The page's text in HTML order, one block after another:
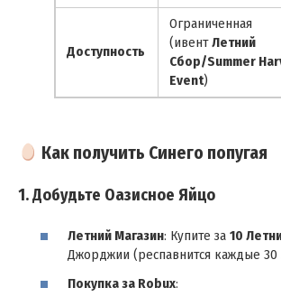
Доступность
Ограниченная
(ивентЛетний
Сбор/Summer
Event)
Как получить Синего попугая
1. Добудьте Оазисное Яйцо
Летний Магазин: Купите за 10
Джорджии (респавнится каждые 30
Покупка за Robux: